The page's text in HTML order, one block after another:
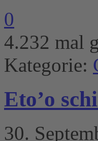
0
4.232 mal
Kategorie:
Eto’o
30.